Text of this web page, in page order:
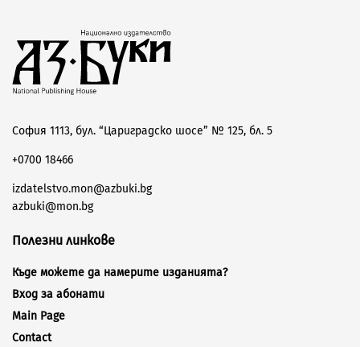
София 1113, бул. “Цариградско шосе” № 125, бл. 5
+0700 18466
izdatelstvo.mon@azbuki.bg
azbuki@mon.bg
Полезни линкове
Къде можете да намерите изданията?
Вход за абонати
Main Page
Contact